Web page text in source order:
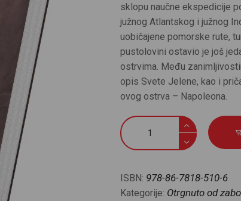
AKTUELNOSTI
CENOVNIK
PISMO
sklopu naučne ekspedicije
južnog Atlantskog i južnog
uobičajene pomorske rute,
pustolovini ostavio je još
ostrvima. Među
opis Svete Jelene, kao i
ovog ostrva – Napoleona.
Po
zabačenim
ostrvima
ISBN: 978-86-7818-510-6
Kategorije: Otrgnuto od